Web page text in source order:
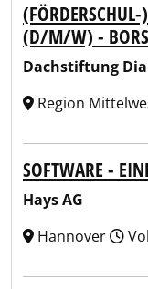
(D/M/W) -
Dachstiftung
Region
SOFTWARE -
Hays AG
Hannover